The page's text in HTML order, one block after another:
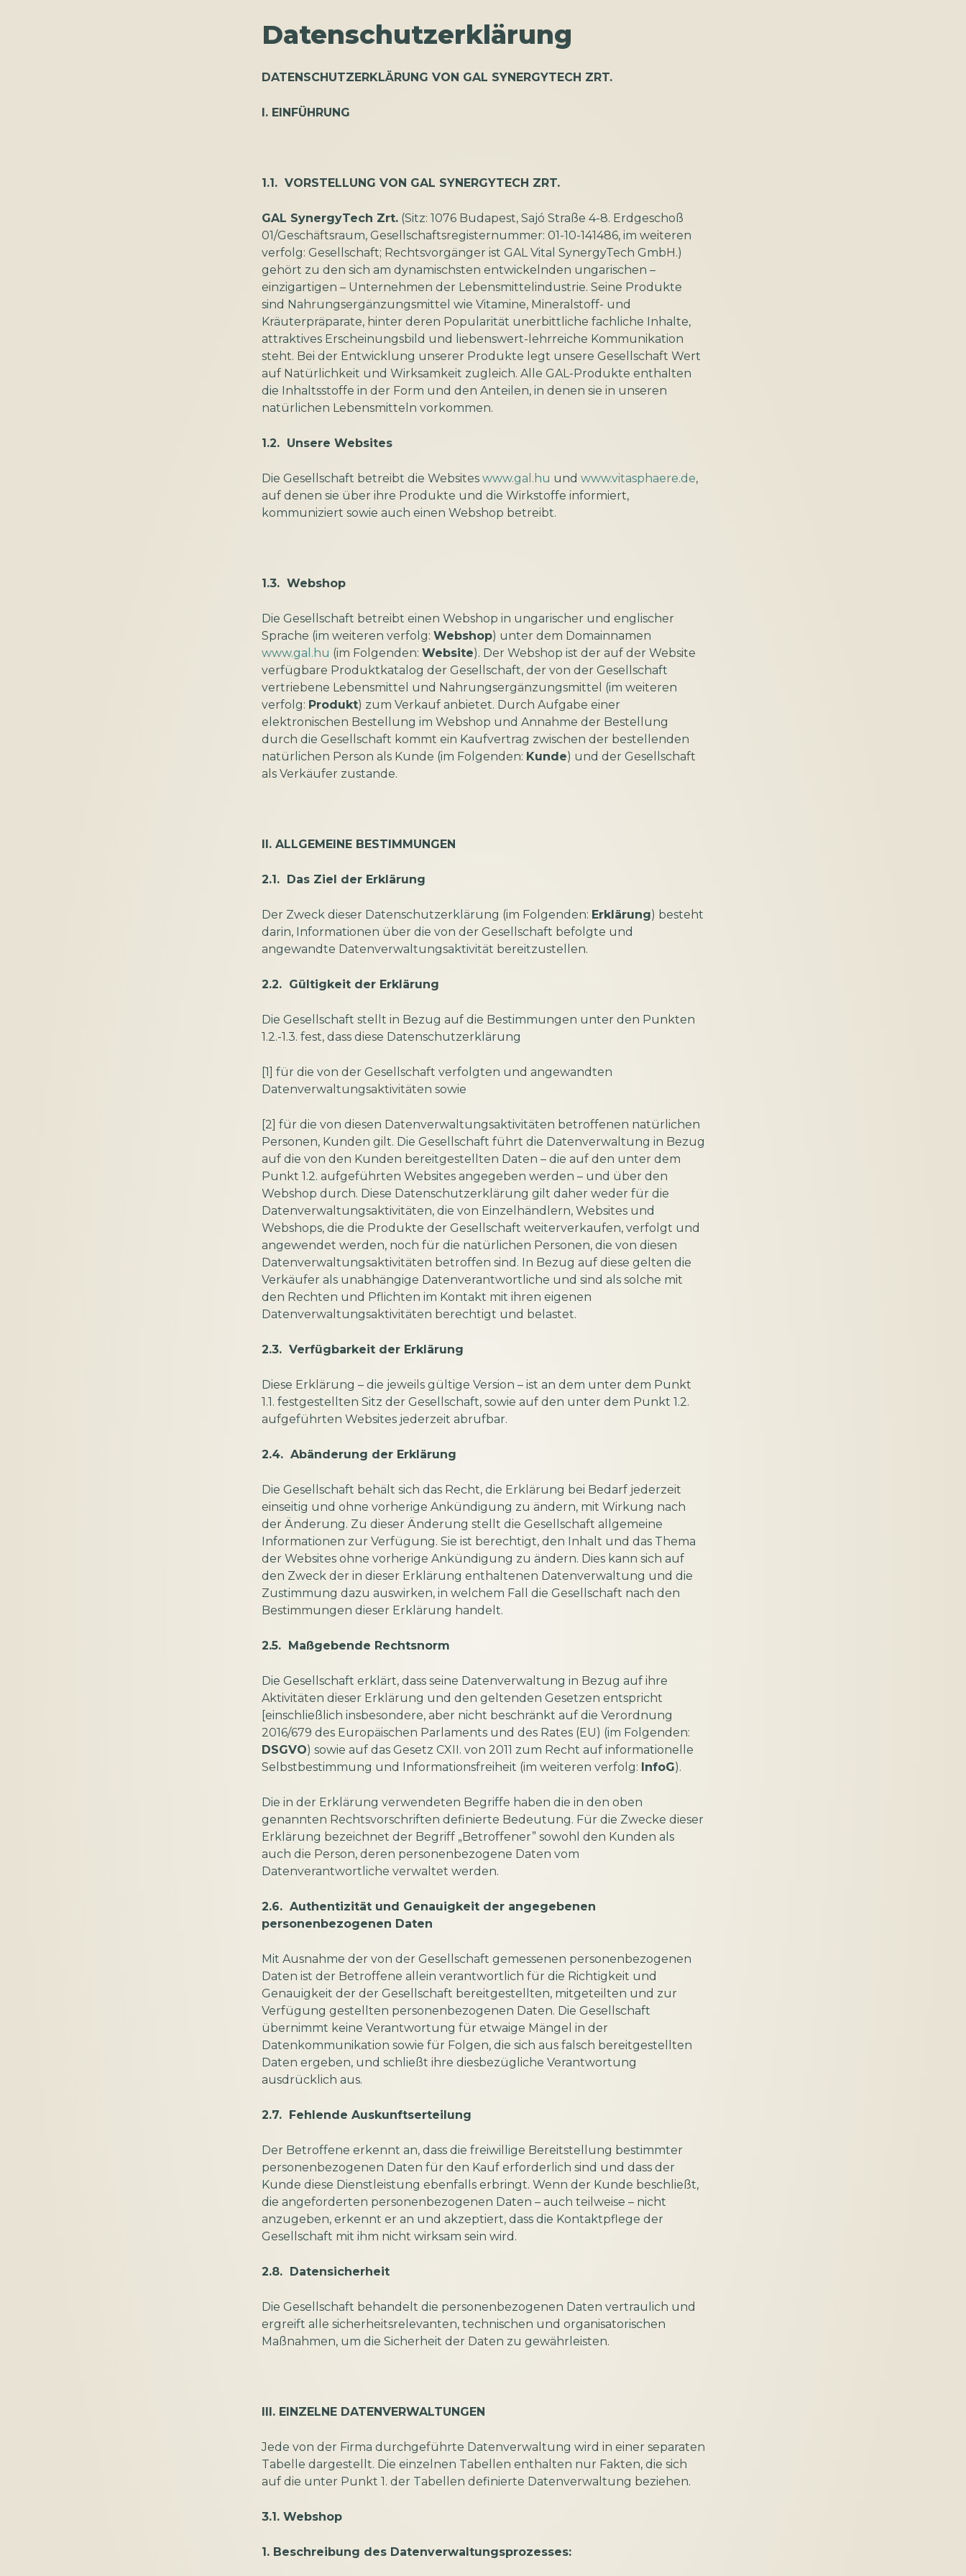
Datenschutzerklärung
DATENSCHUTZERKLÄRUNG VON GAL SYNERGYTECH ZRT.
I. EINFÜHRUNG
1.1. VORSTELLUNG VON GAL SYNERGYTECH ZRT.
GAL SynergyTech Zrt.(Sitz: 1076 Budapest, Sajó Straße 4-8. Erdgeschoß
01/Geschäftsraum, Gesellschaftsregisternummer: 01-10-141486, im weiteren
verfolg: Gesellschaft; Rechtsvorgänger ist GAL Vital SynergyTech GmbH.)
gehört zu den sich am dynamischsten entwickelnden ungarischen –
einzigartigen – Unternehmen der Lebensmittelindustrie. Seine Produkte
sind Nahrungsergänzungsmittel wie Vitamine, Mineralstoff- und
Kräuterpräparate, hinter deren Popularität unerbittliche fachliche Inhalte,
attraktives Erscheinungsbild und liebenswert-lehrreiche Kommunikation
steht. Bei der Entwicklung unserer Produkte legt unsere Gesellschaft Wert
auf Natürlichkeit und Wirksamkeit zugleich. Alle GAL-Produkte enthalten
die Inhaltsstoffe in der Form und den Anteilen, in denen sie in unseren
natürlichen Lebensmitteln vorkommen.
1.2. Unsere Websites
Die Gesellschaft betreibt die Websites www.gal.hu und www.vitasphaere.de,
auf denen sie über ihre Produkte und die Wirkstoffe informiert,
kommuniziert sowie auch einen Webshop betreibt.
1.3. Webshop
Die Gesellschaft betreibt einen Webshop in ungarischer und englischer
Sprache (im weiteren verfolg: Webshop) unter dem Domainnamen
www.gal.hu (im Folgenden: Website). Der Webshop ist der auf der Website
verfügbare Produktkatalog der Gesellschaft, der von der Gesellschaft
vertriebene Lebensmittel und Nahrungsergänzungsmittel (im weiteren
verfolg: Produkt) zum Verkauf anbietet. Durch Aufgabe einer
elektronischen Bestellung im Webshop und Annahme der Bestellung
durch die Gesellschaft kommt ein Kaufvertrag zwischen der bestellenden
natürlichen Person als Kunde (im Folgenden: Kunde) und der Gesellschaft
als Verkäufer zustande.
II. ALLGEMEINE BESTIMMUNGEN
2.1. Das Ziel der Erklärung
Der Zweck dieser Datenschutzerklärung (im Folgenden: Erklärung) besteht
darin, Informationen über die von der Gesellschaft befolgte und
angewandte Datenverwaltungsaktivität bereitzustellen.
2.2. Gültigkeit der Erklärung
Die Gesellschaft stellt in Bezug auf die Bestimmungen unter den Punkten
1.2.-1.3. fest, dass diese Datenschutzerklärung
[1] für die von der Gesellschaft verfolgten und angewandten
Datenverwaltungsaktivitäten sowie
[2] für die von diesen Datenverwaltungsaktivitäten betroffenen natürlichen
Personen, Kunden gilt. Die Gesellschaft führt die Datenverwaltung in Bezug
auf die von den Kunden bereitgestellten Daten – die auf den unter dem
Punkt 1.2. aufgeführten Websites angegeben werden – und über den
Webshop durch. Diese Datenschutzerklärung gilt daher weder für die
Datenverwaltungsaktivitäten, die von Einzelhändlern, Websites und
Webshops, die die Produkte der Gesellschaft weiterverkaufen, verfolgt und
angewendet werden, noch für die natürlichen Personen, die von diesen
Datenverwaltungsaktivitäten betroffen sind. In Bezug auf diese gelten die
Verkäufer als unabhängige Datenverantwortliche und sind als solche mit
den Rechten und Pflichten im Kontakt mit ihren eigenen
Datenverwaltungsaktivitäten berechtigt und belastet.
2.3. Verfügbarkeit der Erklärung
Diese Erklärung – die jeweils gültige Version – ist an dem unter dem Punkt
1.1. festgestellten Sitz der Gesellschaft, sowie auf den unter dem Punkt 1.2.
aufgeführten Websites jederzeit abrufbar.
2.4. Abänderung der Erklärung
Die Gesellschaft behält sich das Recht, die Erklärung bei Bedarf jederzeit
einseitig und ohne vorherige Ankündigung zu ändern, mit Wirkung nach
der Änderung. Zu dieser Änderung stellt die Gesellschaft allgemeine
Informationen zur Verfügung. Sie ist berechtigt, den Inhalt und das Thema
der Websites ohne vorherige Ankündigung zu ändern. Dies kann sich auf
den Zweck der in dieser Erklärung enthaltenen Datenverwaltung und die
Zustimmung dazu auswirken, in welchem Fall die Gesellschaft nach den
Bestimmungen dieser Erklärung handelt.
2.5. Maßgebende Rechtsnorm
Die Gesellschaft erklärt, dass seine Datenverwaltung in Bezug auf ihre
Aktivitäten dieser Erklärung und den geltenden Gesetzen entspricht
[einschließlich insbesondere, aber nicht beschränkt auf die Verordnung
2016/679 des Europäischen Parlaments und des Rates (EU) (im Folgenden:
DSGVO) sowie auf das Gesetz CXII. von 2011 zum Recht auf informationelle
Selbstbestimmung und Informationsfreiheit (im weiteren verfolg: InfoG).
Die in der Erklärung verwendeten Begriffe haben die in den oben
genannten Rechtsvorschriften definierte Bedeutung. Für die Zwecke dieser
Erklärung bezeichnet der Begriff „Betroffener” sowohl den Kunden als
auch die Person, deren personenbezogene Daten vom
Datenverantwortliche verwaltet werden.
2.6. Authentizität und Genauigkeit der angegebenen
personenbezogenen Daten
Mit Ausnahme der von der Gesellschaft gemessenen personenbezogenen
Daten ist der Betroffene allein verantwortlich für die Richtigkeit und
Genauigkeit der der Gesellschaft bereitgestellten, mitgeteilten und zur
Verfügung gestellten personenbezogenen Daten. Die Gesellschaft
übernimmt keine Verantwortung für etwaige Mängel in der
Datenkommunikation sowie für Folgen, die sich aus falsch bereitgestellten
Daten ergeben, und schließt ihre diesbezügliche Verantwortung
ausdrücklich aus.
2.7. Fehlende Auskunftserteilung
Der Betroffene erkennt an, dass die freiwillige Bereitstellung bestimmter
personenbezogenen Daten für den Kauf erforderlich sind und dass der
Kunde diese Dienstleistung ebenfalls erbringt. Wenn der Kunde beschließt,
die angeforderten personenbezogenen Daten – auch teilweise – nicht
anzugeben, erkennt er an und akzeptiert, dass die Kontaktpflege der
Gesellschaft mit ihm nicht wirksam sein wird.
2.8. Datensicherheit
Die Gesellschaft behandelt die personenbezogenen Daten vertraulich und
ergreift alle sicherheitsrelevanten, technischen und organisatorischen
Maßnahmen, um die Sicherheit der Daten zu gewährleisten.
III. EINZELNE DATENVERWALTUNGEN
Jede von der Firma durchgeführte Datenverwaltung wird in einer separaten
Tabelle dargestellt. Die einzelnen Tabellen enthalten nur Fakten, die sich
auf die unter Punkt 1. der Tabellen definierte Datenverwaltung beziehen.
3.1. Webshop
1. Beschreibung des Datenverwaltungsprozesses: